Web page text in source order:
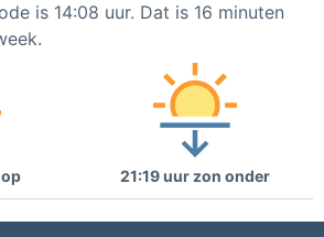
is 14:08 uur. Dat is 16 minuten
21:19 uur zon onder